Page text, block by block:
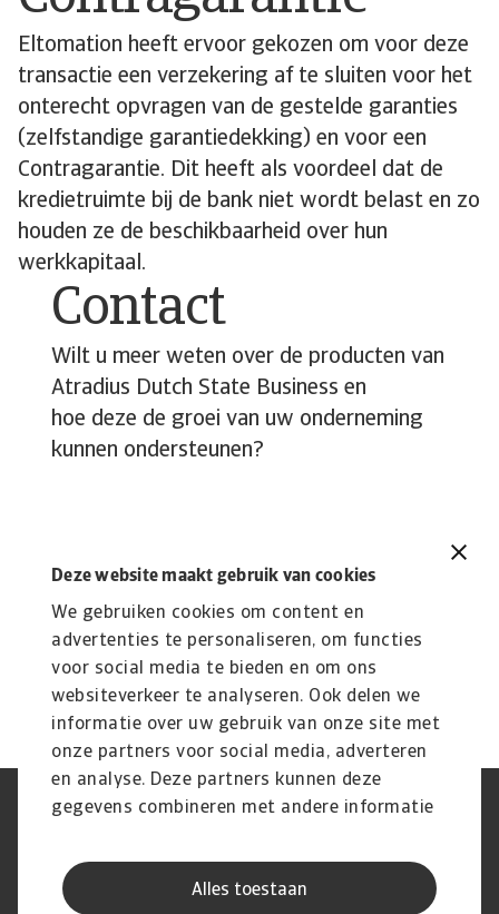
Deze website maakt gebruik van cookies
We gebruiken cookies om content en
advertenties te personaliseren, om functies
voor social media te bieden en om ons
websiteverkeer te analyseren. Ook delen we
informatie over uw gebruik van onze site met
onze partners voor social media, adverteren
en analyse. Deze partners kunnen deze
gegevens combineren met andere informatie
verzameld op basis van uw gebruik van hun
services.
Alles toestaan
Eltomation heeft ervoor gekozen om voor deze
transactie een verzekering af te sluiten voor het
onterecht opvragen van de gestelde garanties
(zelfstandige garantiedekking) en voor een
Contragarantie. Dit heeft als voordeel dat de
kredietruimte bij de bank niet wordt belast en zo
houden ze de beschikbaarheid over hun
werkkapitaal.
Contact
Wilt u meer weten over de producten van
Atradius Dutch State Business en
hoe deze de groei van uw onderneming
kunnen ondersteunen?
Bekijk onze
product pagina
Phishing en Security
Privacyverklaring
Juridische informatie
Supplier information